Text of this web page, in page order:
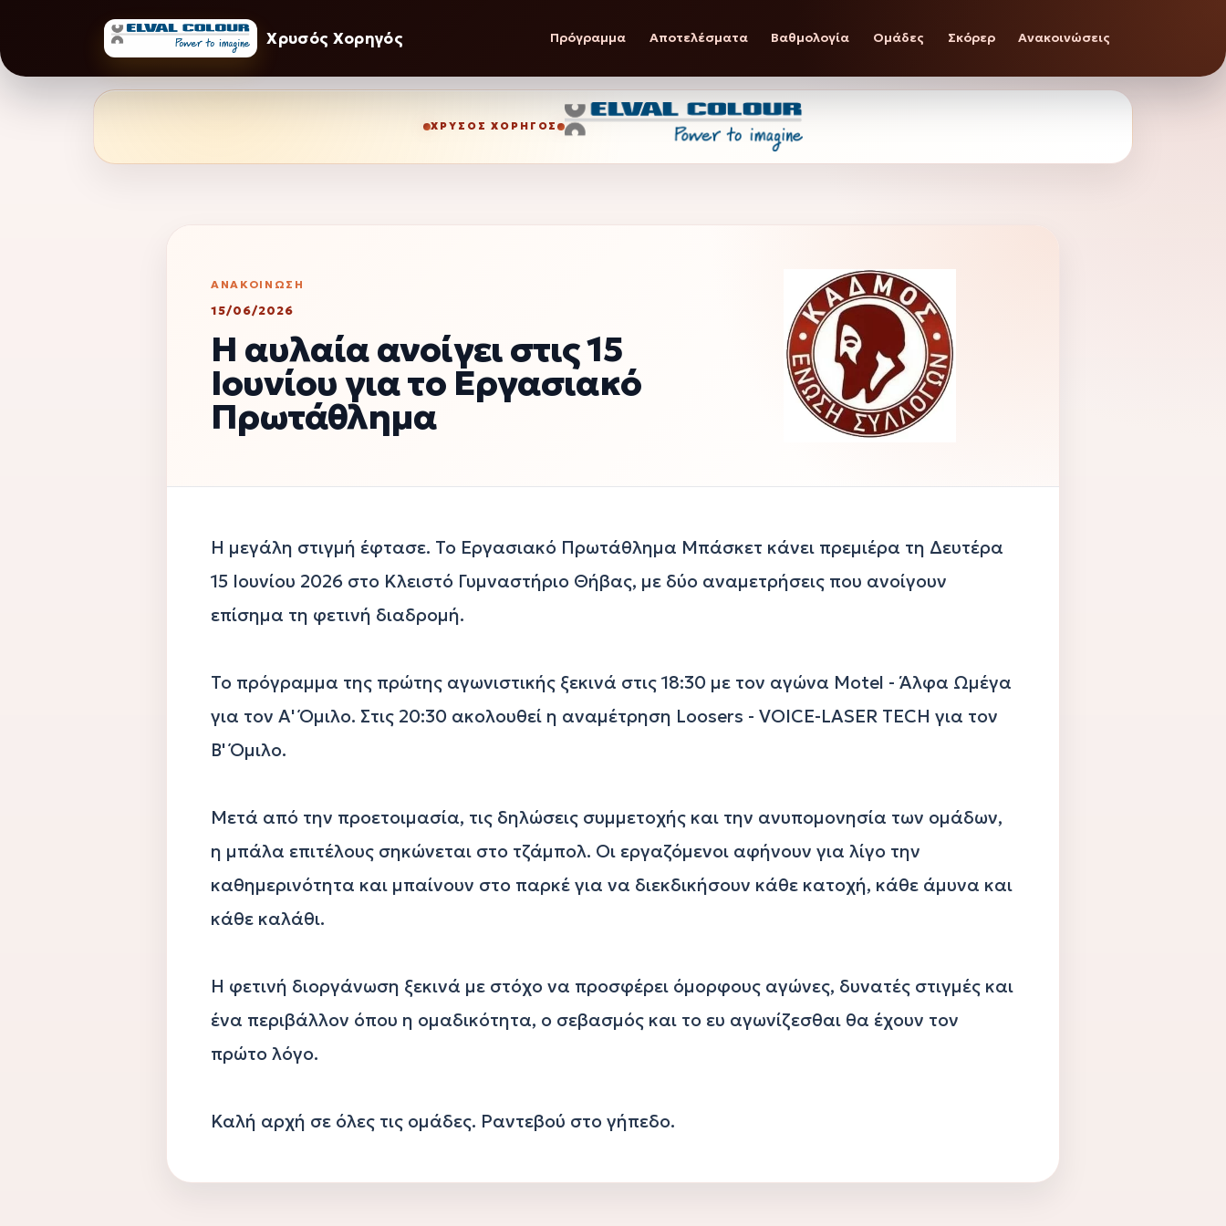
Χρυσός Χορηγός Πρόγραμμα Αποτελέσματα Βαθμολογία Ομάδες Σκόρερ Ανακοινώσεις
ΧΡΥΣΌΣ ΧΟΡΗΓΌΣ
ΑΝΑΚΟΊΝΩΣΗ
15/06/2026
Η αυλαία ανοίγει στις 15
Ιουνίου για το Εργασιακό
Πρωτάθλημα
Η μεγάλη στιγμή έφτασε. Το Εργασιακό Πρωτάθλημα Μπάσκετ κάνει πρεμιέρα τη Δευτέρα
15 Ιουνίου 2026 στο Κλειστό Γυμναστήριο Θήβας, με δύο αναμετρήσεις που ανοίγουν
επίσημα τη φετινή διαδρομή.
Το πρόγραμμα της πρώτης αγωνιστικής ξεκινά στις 18:30 με τον αγώνα Motel - Άλφα Ωμέγα
για τον Α' Όμιλο. Στις 20:30 ακολουθεί η αναμέτρηση Loosers - VOICE-LASER TECH για τον
Β' Όμιλο.
Μετά από την προετοιμασία, τις δηλώσεις συμμετοχής και την ανυπομονησία των ομάδων,
η μπάλα επιτέλους σηκώνεται στο τζάμπολ. Οι εργαζόμενοι αφήνουν για λίγο την
καθημερινότητα και μπαίνουν στο παρκέ για να διεκδικήσουν κάθε κατοχή, κάθε άμυνα και
κάθε καλάθι.
Η φετινή διοργάνωση ξεκινά με στόχο να προσφέρει όμορφους αγώνες, δυνατές στιγμές και
ένα περιβάλλον όπου η ομαδικότητα, ο σεβασμός και το ευ αγωνίζεσθαι θα έχουν τον
πρώτο λόγο.
Καλή αρχή σε όλες τις ομάδες. Ραντεβού στο γήπεδο.